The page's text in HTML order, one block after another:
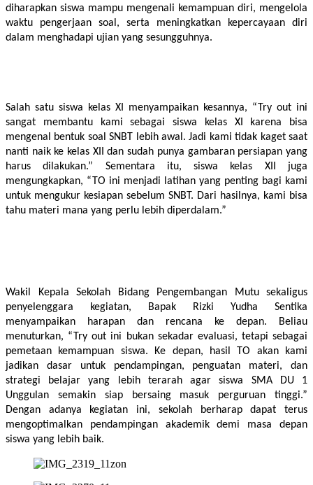
diharapkan siswa mampu mengenali kemampuan diri, mengelola
waktu pengerjaan soal, serta meningkatkan kepercayaan diri
dalam menghadapi ujian yang sesungguhnya.
Salah satu siswa kelas XI menyampaikan kesannya, “Try out ini
sangat membantu kami sebagai siswa kelas XI karena bisa
mengenal bentuk soal SNBT lebih awal. Jadi kami tidak kaget saat
nanti naik ke kelas XII dan sudah punya gambaran persiapan yang
harus dilakukan.” Sementara itu, siswa kelas XII juga
mengungkapkan, “TO ini menjadi latihan yang penting bagi kami
untuk mengukur kesiapan sebelum SNBT. Dari hasilnya, kami bisa
tahu materi mana yang perlu lebih diperdalam.”
Wakil Kepala Sekolah Bidang Pengembangan Mutu sekaligus
penyelenggara kegiatan, Bapak Rizki Yudha Sentika
menyampaikan harapan dan rencana ke depan. Beliau
menuturkan, “Try out ini bukan sekadar evaluasi, tetapi sebagai
pemetaan kemampuan siswa. Ke depan, hasil TO akan kami
jadikan dasar untuk pendampingan, penguatan materi, dan
strategi belajar yang lebih terarah agar siswa SMA DU 1
Unggulan semakin siap bersaing masuk perguruan tinggi.”
Dengan adanya kegiatan ini, sekolah berharap dapat terus
mengoptimalkan pendampingan akademik demi masa depan
siswa yang lebih baik.